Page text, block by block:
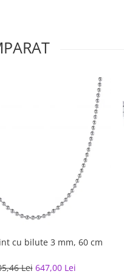
cu bilute 3 mm, 60 cm
Lei 647,00 Lei